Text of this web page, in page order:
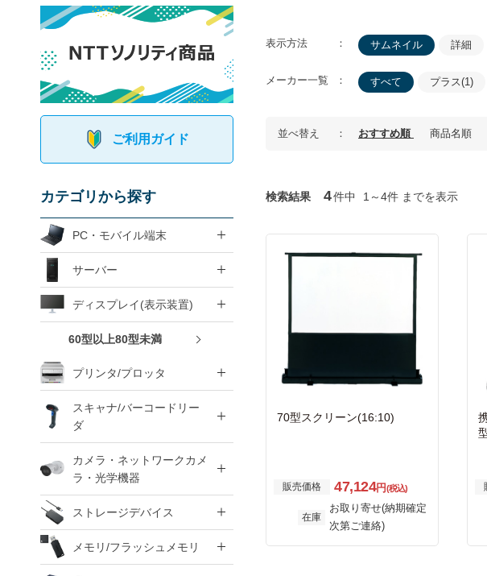
表示方法 サムネイル 詳細
メーカー一覧 すべて プラス(1)
並べ替え おすすめ順 商品名順
検索結果 4件中 1～4件 までを表示
70型スクリーン(16:10)
販売価格 47,124円(税込)
在庫
お取り寄せ(納期確定
次第ご連絡)
ご利用ガイド
カテゴリから探す
PC・モバイル端末
サーバー
ディスプレイ(表示装置)
60型以上80型未満
プリンタ/プロッタ
スキャナ/バーコードリー
ダ
カメラ・ネットワークカメ
ラ・光学機器
ストレージデバイス
メモリ/フラッシュメモリ